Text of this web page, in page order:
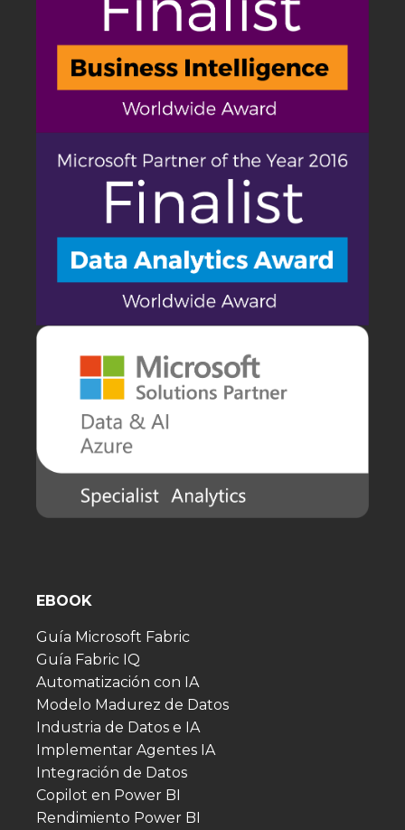
EBOOK
Guía Microsoft Fabric
Guía Fabric IQ
Automatización con IA
Modelo Madurez de Datos
Industria de Datos e IA
Implementar Agentes IA
Integración de Datos
Copilot en Power BI
Rendimiento Power BI